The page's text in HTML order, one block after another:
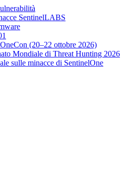
SentinelLABS
(20–22 ottobre 2026)
Mondiale di Threat Hunting 2026
sulle minacce di SentinelOne